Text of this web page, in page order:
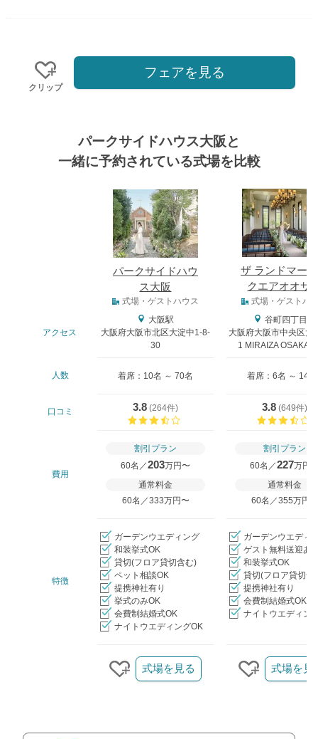
クリップ
フェアを見る
パークサイドハウス大阪と
一緒に予約されている式場を比較
パークサイドハウ
ス大阪
ザ ランドマー
クエアオオサ
式場・ゲストハウス 式場・ゲストハ
アクセス
大阪駅
大阪府大阪市北区大淀中1-8-
30
谷町四丁目駅
大阪府大阪市中央区大
1 MIRAIZA OSAKA-
人数 着席：10名 ～ 70名 着席：6名 ～ 146
口コミ 3.8 (264件)
3.8 (649件)
費用
割引プラン
60名／203万円〜
通常料金
60名／333万円〜
割引プラン
60名／227万円
通常料金
60名／355万円〜
特徴
ガーデンウエディング
和装挙式OK
貸切(フロア貸切含む)
ペット相談OK
提携神社有り
挙式のみOK
会費制結婚式OK
ナイトウエディングOK
ガーデンウエディ
ゲスト無料送迎あ
和装挙式OK
貸切(フロア貸切含
提携神社有り
会費制結婚式OK
ナイトウエディン
クリップする
式場を見る
クリップす
式場を見